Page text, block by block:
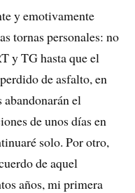
y emotivamente
tornas personales: no
y TG hasta que el
de asfalto, en
abandonarán el
de unos días en
solo. Por otro,
de aquel
años, mi primera